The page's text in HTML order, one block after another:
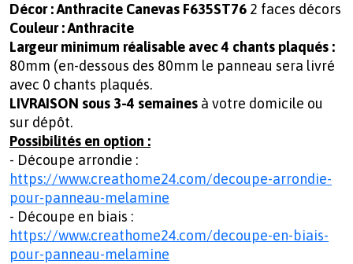
Décor :Anthracite Canevas F635ST76 2 faces décors
Couleur : Anthracite
Largeur minimum réalisable avec 4 chants plaqués :
80mm (en-dessous des 80mm le panneau sera livré
avec 0 chants plaqués.
LIVRAISON sous 3-4 semaines à votre domicile ou
sur dépôt.
Possibilités en option :
- Découpe arrondie :
https://www.creathome24.com/decoupe-arrondie-
pour-panneau-melamine
- Découpe en biais :
https://www.creathome24.com/decoupe-en-biais-
pour-panneau-melamine